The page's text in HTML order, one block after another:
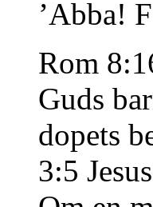
’Abba!
Rom
Guds
dopets
3:5